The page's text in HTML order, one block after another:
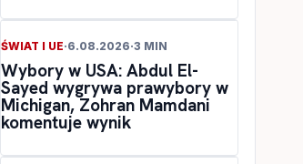
ŚWIAT I UE·6.08.2026·3 MIN
Wybory w USA: Abdul El-
Sayed wygrywa prawybory w
Michigan, Zohran Mamdani
komentuje wynik